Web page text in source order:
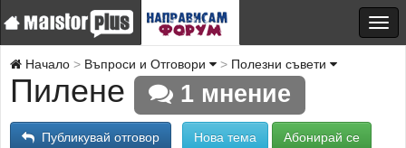
Начало Въпроси и Отговори Полезни съвети
Пилене 1 мнение
Публикувай отговор Нова тема Абонирай се